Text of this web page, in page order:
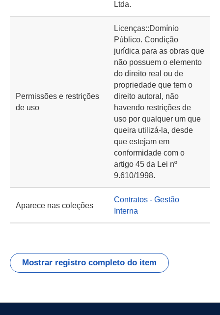
Ltda.
Permissões e restrições
de uso
Licenças::Domínio
Público. Condição
jurídica para as obras que
não possuem o elemento
do direito real ou de
propriedade que tem o
direito autoral, não
havendo restrições de
uso por qualquer um que
queira utilizá-la, desde
que estejam em
conformidade com o
artigo 45 da Lei nº
9.610/1998.
Aparece nas coleções
Contratos - Gestão
Interna
Mostrar registro completo do item